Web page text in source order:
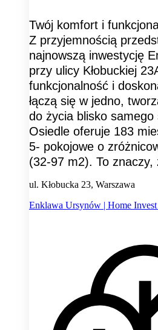
Twój komfort i
Z przyjemnością
najnowszą inwestycję
przy ulicy Kłobuckiej
funkcjonalność i
łączą się w jedno,
do życia blisko samego
Osiedle oferuje 183
5- pokojowe o
(32-97 m2). To znaczy,
ul. Kłobucka 23, Warszawa
Enklawa Ursynów | Home Invest